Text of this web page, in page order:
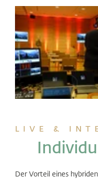
LIVE &
Der Vorteil eines